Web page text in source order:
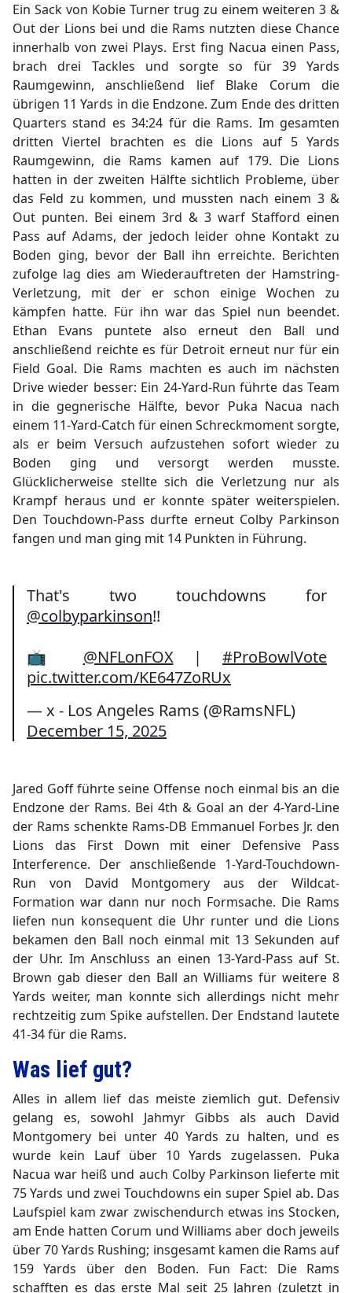
Ein Sack von Kobie Turner trug zu einem weiteren 3 &
Out der Lions bei und die Rams nutzten diese Chance
innerhalb von zwei Plays. Erst fing Nacua einen Pass,
brach drei Tackles und sorgte so für 39 Yards
Raumgewinn, anschließend lief Blake Corum die
übrigen 11 Yards in die Endzone. Zum Ende des dritten
Quarters stand es 34:24 für die Rams. Im gesamten
dritten Viertel brachten es die Lions auf 5 Yards
Raumgewinn, die Rams kamen auf 179. Die Lions
hatten in der zweiten Hälfte sichtlich Probleme, über
das Feld zu kommen, und mussten nach einem 3 &
Out punten. Bei einem 3rd & 3 warf Stafford einen
Pass auf Adams, der jedoch leider ohne Kontakt zu
Boden ging, bevor der Ball ihn erreichte. Berichten
zufolge lag dies am Wiederauftreten der Hamstring-
Verletzung, mit der er schon einige Wochen zu
kämpfen hatte. Für ihn war das Spiel nun beendet.
Ethan Evans puntete also erneut den Ball und
anschließend reichte es für Detroit erneut nur für ein
Field Goal. Die Rams machten es auch im nächsten
Drive wieder besser: Ein 24-Yard-Run führte das Team
in die gegnerische Hälfte, bevor Puka Nacua nach
einem 11-Yard-Catch für einen Schreckmoment sorgte,
als er beim Versuch aufzustehen sofort wieder zu
Boden ging und versorgt werden musste.
Glücklicherweise stellte sich die Verletzung nur als
Krampf heraus und er konnte später weiterspielen.
Den Touchdown-Pass durfte erneut Colby Parkinson
fangen und man ging mit 14 Punkten in Führung.
That's two touchdowns for
@colbyparkinson!!
📺 @NFLonFOX| #ProBowlVote
pic.twitter.com/KE647ZoRUx
— x - Los Angeles Rams (@RamsNFL)
December 15, 2025
Jared Goff führte seine Offense noch einmal bis an die
Endzone der Rams. Bei 4th & Goal an der 4-Yard-Line
der Rams schenkte Rams-DB Emmanuel Forbes Jr. den
Lions das First Down mit einer Defensive Pass
Interference. Der anschließende 1-Yard-Touchdown-
Run von David Montgomery aus der Wildcat-
Formation war dann nur noch Formsache. Die Rams
liefen nun konsequent die Uhr runter und die Lions
bekamen den Ball noch einmal mit 13 Sekunden auf
der Uhr. Im Anschluss an einen 13-Yard-Pass auf St.
Brown gab dieser den Ball an Williams für weitere 8
Yards weiter, man konnte sich allerdings nicht mehr
rechtzeitig zum Spike aufstellen. Der Endstand lautete
41-34 für die Rams.
Was lief gut?
Alles in allem lief das meiste ziemlich gut. Defensiv
gelang es, sowohl Jahmyr Gibbs als auch David
Montgomery bei unter 40 Yards zu halten, und es
wurde kein Lauf über 10 Yards zugelassen. Puka
Nacua war heiß und auch Colby Parkinson lieferte mit
75 Yards und zwei Touchdowns ein super Spiel ab. Das
Laufspiel kam zwar zwischendurch etwas ins Stocken,
am Ende hatten Corum und Williams aber doch jeweils
über 70 Yards Rushing; insgesamt kamen die Rams auf
159 Yards über den Boden. Fun Fact: Die Rams
schafften es das erste Mal seit 25 Jahren (zuletzt in